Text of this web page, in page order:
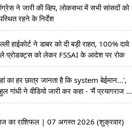
ने जारी की व्हिप, लोकसभा में सभी सांसदों को
रहने के निर्देश
हाईकोर्ट ने डाबर को दी बड़ी राहत, 100% दावे
प्रोडक्ट्स को लेकर FSSAI के आदेश पर रोक
का हर छात्र जानता है कि system बेईमान...',
गांधी ने वीडियो जारी कर कहा - 'मैं प्रयागराज आ
हूं'
का राशिफल | 07 अगस्त 2026 (शुक्रवार)